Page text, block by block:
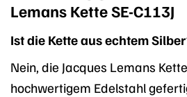
Lemans Kette SE-C113J
Ist die Kette aus echtem
Nein, die Jacques Lemans
hochwertigem Edelstahl